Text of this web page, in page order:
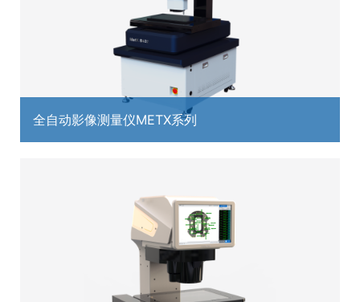
全自动影像测量仪METX系列